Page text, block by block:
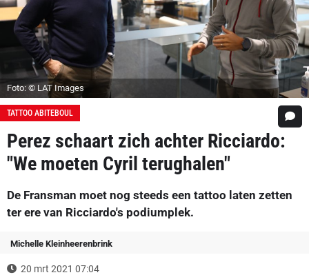
Foto: © LAT Images
TATTOO ABITEBOUL
Perez schaart zich achter Ricciardo:
"We moeten Cyril terughalen"
De Fransman moet nog steeds een tattoo laten zetten
ter ere van Ricciardo's podiumplek.
Michelle Kleinheerenbrink
20 mrt 2021 07:04